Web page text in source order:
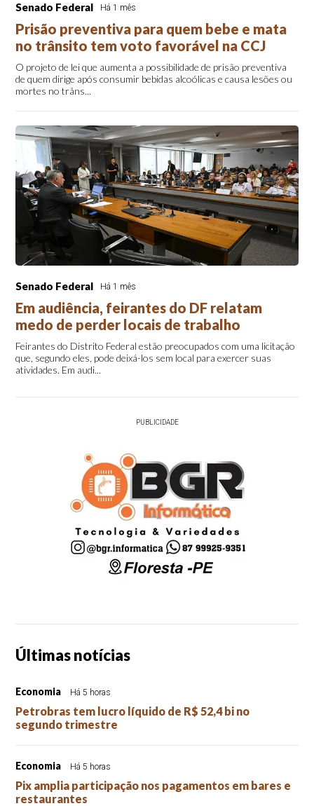
Senado Federal Há 1 mês
Prisão preventiva para quem bebe e mata
no trânsito tem voto favorável na CCJ
O projeto de lei que aumenta a possibilidade de prisão preventiva
de quem dirige após consumir bebidas alcoólicas e causa lesões ou
mortes no trâns...
Senado Federal Há 1 mês
Em audiência, feirantes do DF relatam
medo de perder locais de trabalho
Feirantes do Distrito Federal estão preocupados com uma licitação
que, segundo eles, pode deixá-los sem local para exercer suas
atividades. Em audi...
PUBLICIDADE
Últimas notícias
Economia Há 5 horas
Petrobras tem lucro líquido de R$ 52,4 bi no
segundo trimestre
Economia Há 5 horas
Pix amplia participação nos pagamentos em bares e
restaurantes